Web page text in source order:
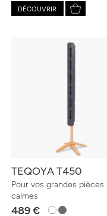
DÉCOUVRIR
TEQOYA T450
Pour vos grandes pièces
calmes
489 €